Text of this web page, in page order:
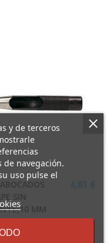
SIN
MM
y de terceros
de navegación.
uso pulse el